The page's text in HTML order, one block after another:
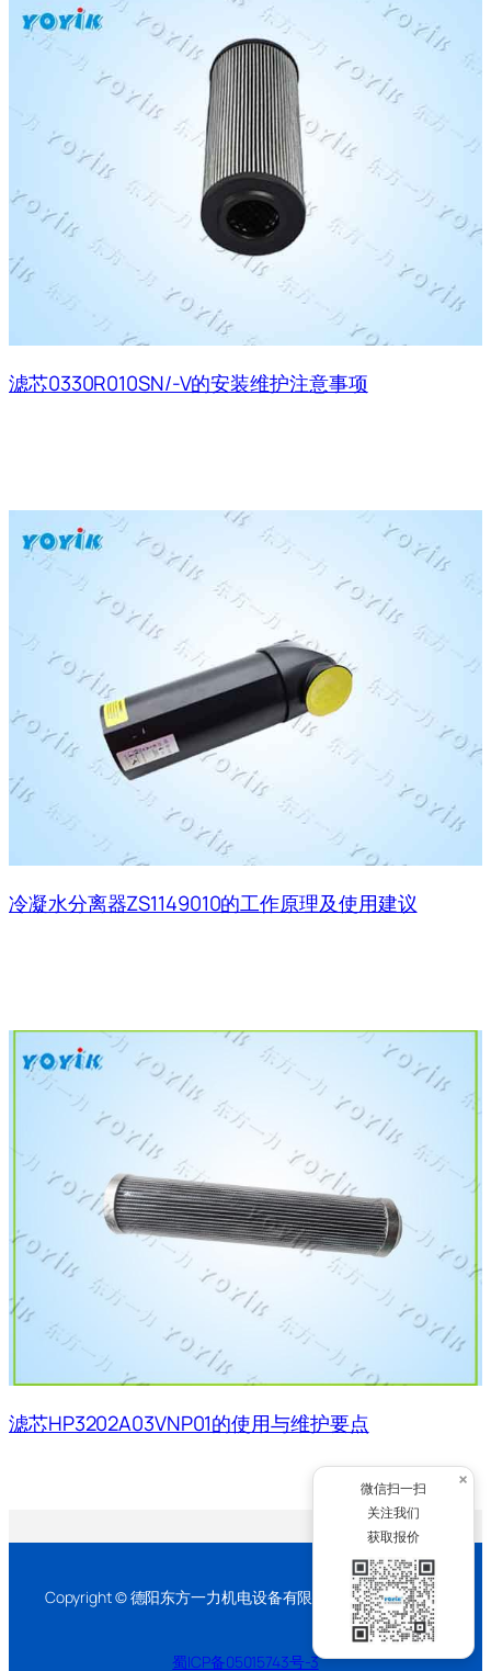
滤芯0330R010SN/-V的安装维护注意事项
冷凝水分离器ZS1149010的工作原理及使用建议
滤芯HP3202A03VNP01的使用与维护要点
Copyright © 德阳东方一力机电设备有限公司 2026 版权所有
蜀ICP备05015743号-3
×
微信扫一扫
关注我们
获取报价